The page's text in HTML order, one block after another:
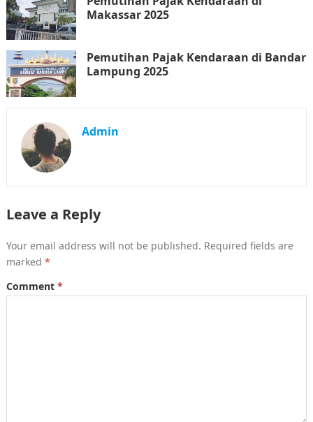
Makassar 2025
Pemutihan Pajak Kendaraan di Bandar
Lampung 2025
Admin
Leave a Reply
Your email address will not be published. Required fields are
marked *
Comment *